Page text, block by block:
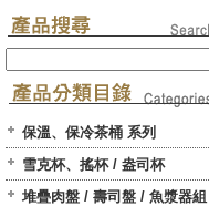
保溫、保冷茶桶 系列
雪克杯、搖杯 / 盎司杯
堆疊肉盤 / 壽司盤 / 魚漿器組